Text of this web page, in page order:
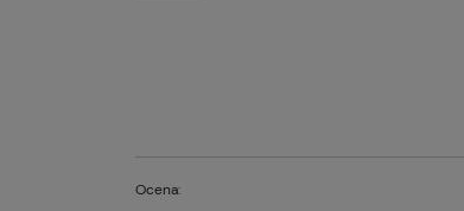
Ocena: